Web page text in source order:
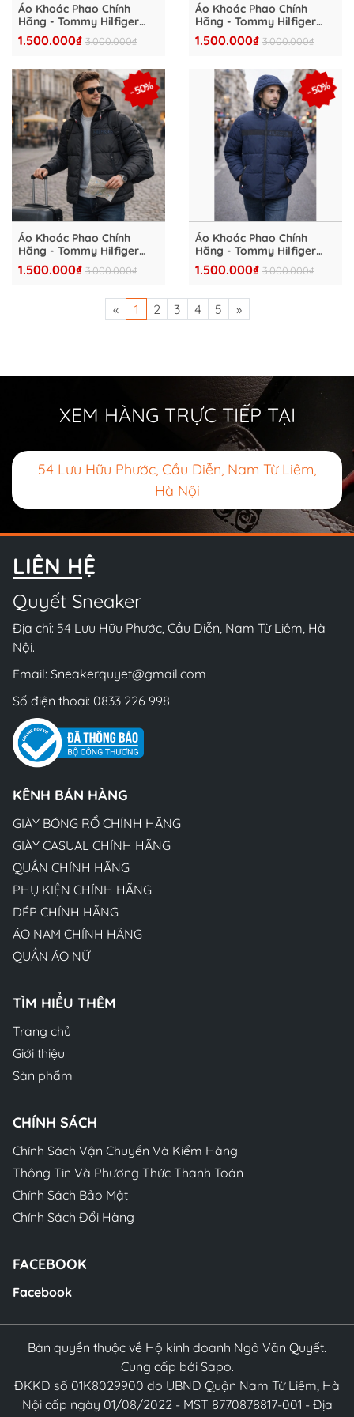
Áo Khoác Phao Chính
Hãng - Tommy Hilfiger
Down Lightweight Padded
"Grey"- 78J9386-GRE
1.500.000₫ 3.000.000₫
Áo Khoác Phao Chính
Hãng - Tommy Hilfiger
Down Lightweight Padded
"Brown"- 78J9386-BEI
1.500.000₫ 3.000.000₫
- 50%
Áo Khoác Phao Chính
Hãng - Tommy Hilfiger
Down Lightweight Padded
"Black"- 78J9386-BLK
1.500.000₫ 3.000.000₫
- 50%
Áo Khoác Phao Chính
Hãng - Tommy Hilfiger
Down Lightweight Padded
"Navy"- 78J9386-NVY
1.500.000₫ 3.000.000₫
« 1 2 3 4 5 »
XEM HÀNG TRỰC TIẾP TẠI
54 Lưu Hữu Phước, Cầu Diễn, Nam Từ Liêm,
Hà Nội
LIÊN HỆ
Quyết Sneaker
Địa chỉ: 54 Lưu Hữu Phước, Cầu Diễn, Nam Từ Liêm, Hà
Nội.
Email: Sneakerquyet@gmail.com
Số điện thoại: 0833 226 998
KÊNH BÁN HÀNG
GIÀY BÓNG RỔ CHÍNH HÃNG
GIÀY CASUAL CHÍNH HÃNG
QUẦN CHÍNH HÃNG
PHỤ KIỆN CHÍNH HÃNG
DÉP CHÍNH HÃNG
ÁO NAM CHÍNH HÃNG
QUẦN ÁO NỮ
TÌM HIỂU THÊM
Trang chủ
Giới thiệu
Sản phẩm
CHÍNH SÁCH
Chính Sách Vận Chuyển Và Kiểm Hàng
Thông Tin Và Phương Thức Thanh Toán
Chính Sách Bảo Mật
Chính Sách Đổi Hàng
FACEBOOK
Facebook
Bản quyền thuộc về Hộ kinh doanh Ngô Văn Quyết.
Cung cấp bởi Sapo.
ĐKKD số 01K8029900 do UBND Quận Nam Từ Liêm, Hà
Nội cấp ngày 01/08/2022 - MST 8770878817-001 - Địa